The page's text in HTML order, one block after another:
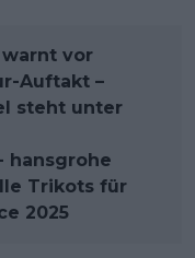
vor
Auftakt –
steht unter
hansgrohe
Trikots für
2025